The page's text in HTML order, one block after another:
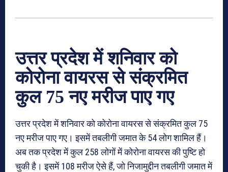
उत्तर प्रदेश में शनिवार को
कोरोना वायरस से संक्रमित
कुल 75 नए मरीज पाए गए
उत्तर प्रदेश में शनिवार को कोरोना वायरस से संक्रमित कुल 75
नए मरीज पाए गए। इसमें तबलीगी जमात के 54 लोग शामिल हैं।
अब तक प्रदेश में कुल 258 लोगों में कोरोना वायरस की पुष्टि हो
चुकी है। इसमें 108 मरीज ऐसे हैं, जो निजामुद्दीन तबलीगी जमात में